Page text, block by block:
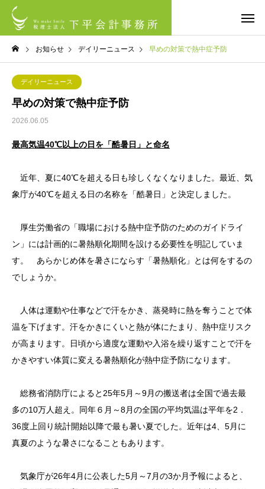
お知らせ デイリーニュース 早めの対策で熱中症予防
デイリーニュース
早めの対策で熱中症予防
2026.06.05
最高気温40℃以上の日を「酷暑日」と命名
近年、夏に40℃を超える日も珍しくなくなりました。最近、気
象庁が40℃を超える日の名称を「酷暑日」と決定しました。
厚生労働省の「職場における熱中症予防のためのガイドライ
ン」には計画的に暑熱順化期間を設ける必要性を明記していま
す。 あらかじめ体を暑さにならす「暑熱順化」とは何をするの
でしょうか。
人体は運動や仕事などで汗をかき、蒸発時に熱を奪うことで体
温を下げます。汗をかきにくいと熱が体にたまり、熱中症リスク
が高まります。日頃から適度な運動や入浴を繰り返すことで汗を
かきやすい体質に変える暑熱順化が熱中症予防になります。
総務省消防庁によると25年5月～9月の搬送者は全国で過去最
多の10万人超え。同年６月～8月の全国の平均気温は平年を2．
36度上回り統計開始以降で最も暑い夏でした。近年は4、5月に
真夏のような暑さになることもあります。
気象庁が26年4月に公表した5月～7月の3か月予報によると、